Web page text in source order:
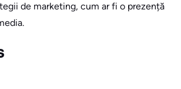
de marketing, cum ar fi o prezență